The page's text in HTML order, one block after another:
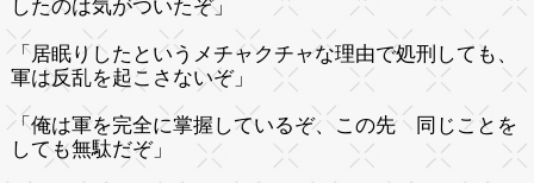
したのは気がついたぞ」
「居眠りしたというメチャクチャな理由で処刑しても、
軍は反乱を起こさないぞ」
「俺は軍を完全に掌握しているぞ、この先 同じことを
しても無駄だぞ」